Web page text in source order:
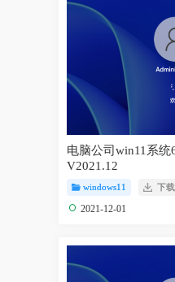
电脑公司win11系统
V2021.12
windows11 下载
2021-12-01